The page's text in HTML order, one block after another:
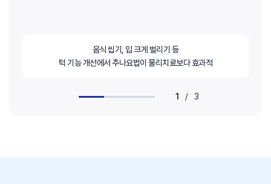
음식 씹기, 입 크게 벌리기 등
턱 기능 개선에서 추나요법이 물리치료보다 효과적
1 / 3